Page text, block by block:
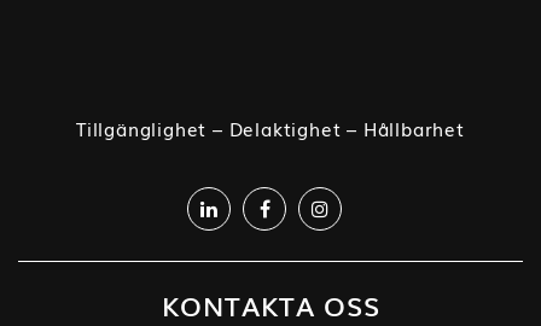
Tillgänglighet – Delaktighet – Hållbarhet
KONTAKTA OSS